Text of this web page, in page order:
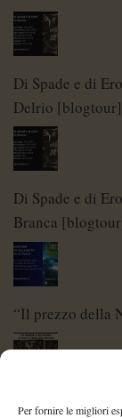
Per fornire le migliori
Di Spade e di
Delrio [blogtour]
Di Spade e di
Branca
“Il prezzo della
Di Spade e di